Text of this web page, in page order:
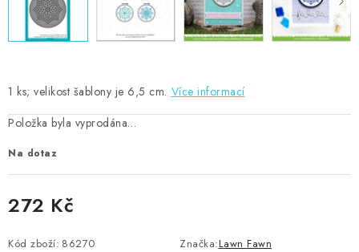
1 ks; velikost šablony je 6,5 cm. Více informací
Položka byla vyprodána…
Na dotaz
272 Kč
Kód zboží: 86270 Značka:Lawn Fawn